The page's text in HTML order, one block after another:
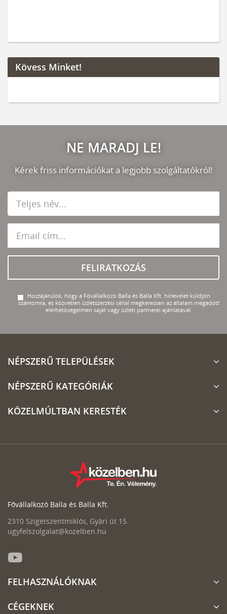
Kövess Minket!
NE MARADJ LE!
Kérek friss információkat a legjobb szolgáltatókról!
FELIRATKOZÁS
Hozzájárulok, hogy a Fővállalkozó Balla és Balla Kft. hírlevelet küldjön
számomra, és közvetlen üzletszerzési céllal megkeressen az általam megadott
elérhetőségeimen saját vagy üzleti partnerei ajánlatával.
NÉPSZERŰ TELEPÜLÉSEK
NÉPSZERŰ KATEGÓRIÁK
KÖZELMÚLTBAN KERESTÉK
Fővállalkozó Balla és Balla Kft.
2310 Szigetszentmiklós, Gyári út 15.
ugyfelszolgalat@kozelben.hu
FELHASZNÁLÓKNAK
CÉGEKNEK